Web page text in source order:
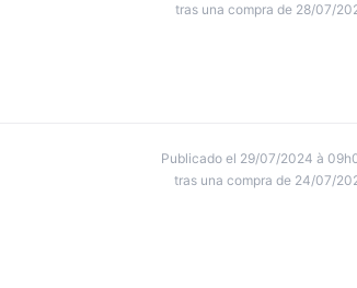
tras una compra de 28/07/
Publicado el 29/07/2024 à
tras una compra de 24/07/